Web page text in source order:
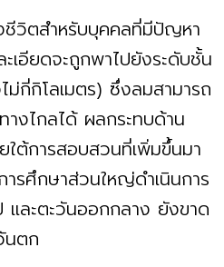
ชีวิตสำหรับบุคคลที่มีปัญหา
เอียดจะถูกพาไปยังระดับชั้น
กี่กิโลเมตร) ซึ่งลมสามารถ
งไกลได้ ผลกระทบด้าน
ต้การสอบสวนที่เพิ่มขึ้นมา
รศึกษาส่วนใหญ่ดำเนินการ
และตะวันออกกลาง ยังขาด
นตก